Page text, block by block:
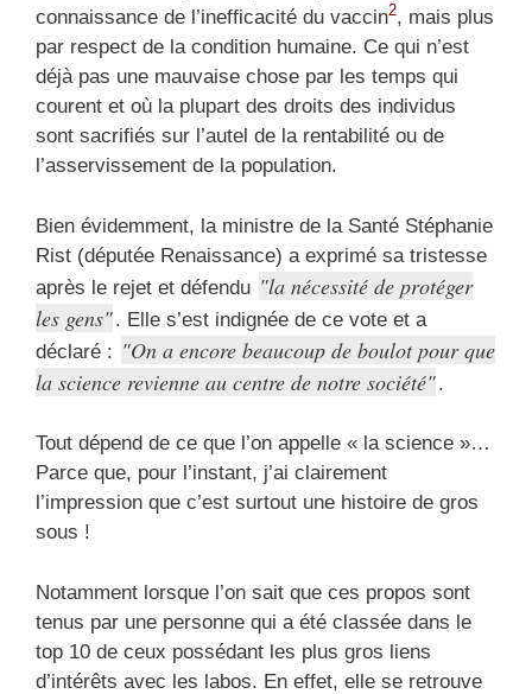
connaissance de l’inefficacité du vaccin2, mais plus
par respect de la condition humaine. Ce qui n’est
déjà pas une mauvaise chose par les temps qui
courent et où la plupart des droits des individus
sont sacrifiés sur l’autel de la rentabilité ou de
l’asservissement de la population.
Bien évidemment, la ministre de la Santé Stéphanie
Rist (députée Renaissance) a exprimé sa tristesse
après le rejet et défendu
la nécessité de protéger
les gens . Elle s’est indignée de ce vote et a
déclaré :
On a encore beaucoup de boulot pour que
la science revienne au centre de notre société .
Tout dépend de ce que l’on appelle « la science »…
Parce que, pour l’instant, j’ai clairement
l’impression que c’est surtout une histoire de gros
sous !
Notamment lorsque l’on sait que ces propos sont
tenus par une personne qui a été classée dans le
top 10 de ceux possédant les plus gros liens
d’intérêts avec les labos. En effet, elle se retrouve